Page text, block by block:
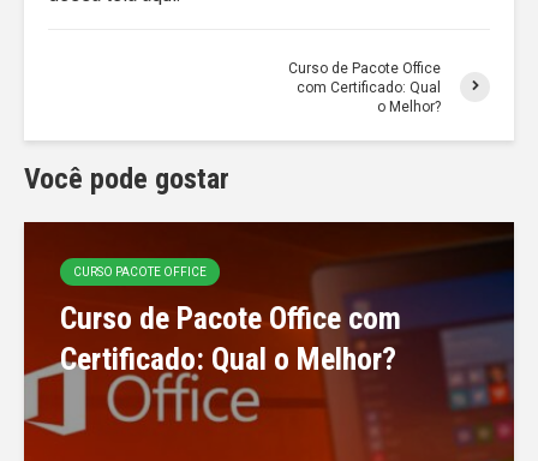
Curso de Pacote Office
com Certificado: Qual
o Melhor?
Você pode gostar
CURSO PACOTE OFFICE
Curso de Pacote Office com
Certificado: Qual o Melhor?